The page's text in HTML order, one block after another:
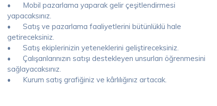
•
Mobil pazarlama yaparak gelir çeşitlendirmesi
yapacaksınız.
•
Satış ve pazarlama faaliyetlerini bütünlüklü hale
getireceksiniz.
•
Satış ekiplerinizin yeteneklerini geliştireceksiniz.
•
Çalışanlarınızın satışı destekleyen unsurları öğrenmesini
sağlayacaksınız.
•
Kurum satış grafiğiniz ve kârlılığınız artacak.